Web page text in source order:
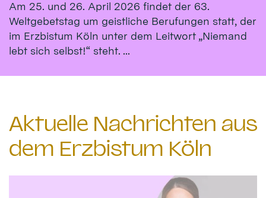
Am 25. und 26. April 2026 findet der 63.
Weltgebetstag um geistliche Berufungen statt, der
im Erzbistum Köln unter dem Leitwort „Niemand
lebt sich selbst!“ steht. ...
Aktuelle Nachrichten aus
dem Erzbistum Köln